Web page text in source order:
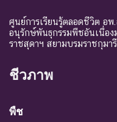
Endangered พันธุ์
ศูนย์การเรียนรู้ตลอดชีวิต อพ
อนุรักษ์พันธุกรรมพืชอันเนื่อง
ราชสุดาฯ สยามบรมราชกุมา
ชีวภาพ
พืช